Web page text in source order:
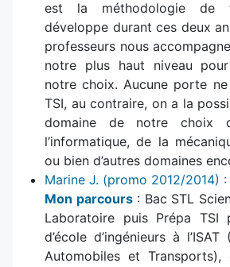
est la méthodologie de
développe durant ces deux
professeurs nous
notre plus haut niveau
notre choix. Aucune porte
TSI, au contraire, on a la
domaine de notre choix
l’informatique, de la
ou bien d’autres domaines
Marine J. (promo 2012/2014) :
Mon parcours: Bac STL
Laboratoire puis Prépa TSI
d’école d’ingénieurs à
Automobiles et